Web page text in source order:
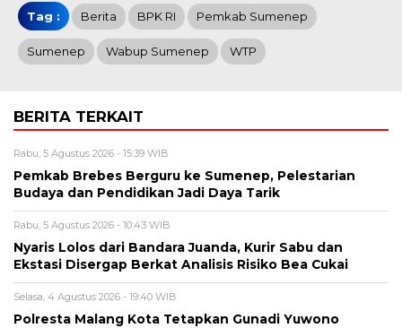
Tag : Berita BPK RI Pemkab Sumenep
Sumenep Wabup Sumenep WTP
BERITA TERKAIT
Rabu, 5 Agustus 2026 - 15:39 WIB
Pemkab Brebes Berguru ke Sumenep, Pelestarian
Budaya dan Pendidikan Jadi Daya Tarik
Rabu, 5 Agustus 2026 - 10:43 WIB
Nyaris Lolos dari Bandara Juanda, Kurir Sabu dan
Ekstasi Disergap Berkat Analisis Risiko Bea Cukai
Selasa, 4 Agustus 2026 - 19:40 WIB
Polresta Malang Kota Tetapkan Gunadi Yuwono